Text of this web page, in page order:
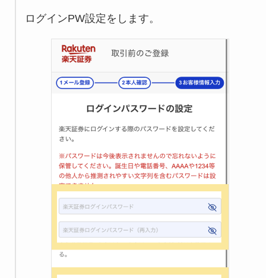
ログインPW設定をします。